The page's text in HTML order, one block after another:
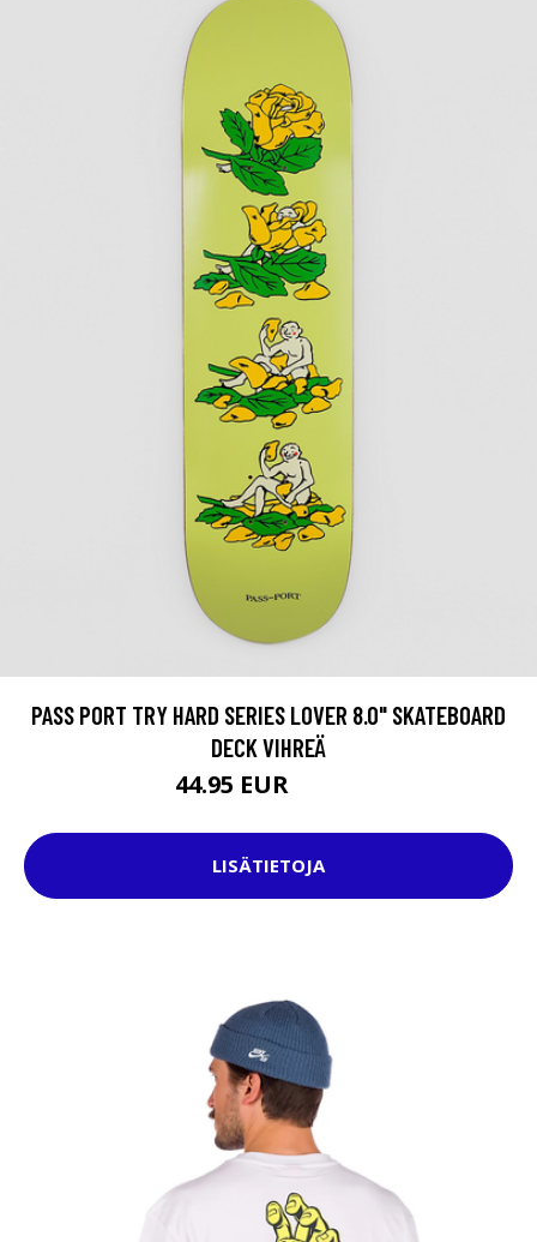
PASS PORT TRY HARD SERIES LOVER 8.0" SKATEBOARD
DECK VIHREÄ
44.95 EUR
LISÄTIETOJA